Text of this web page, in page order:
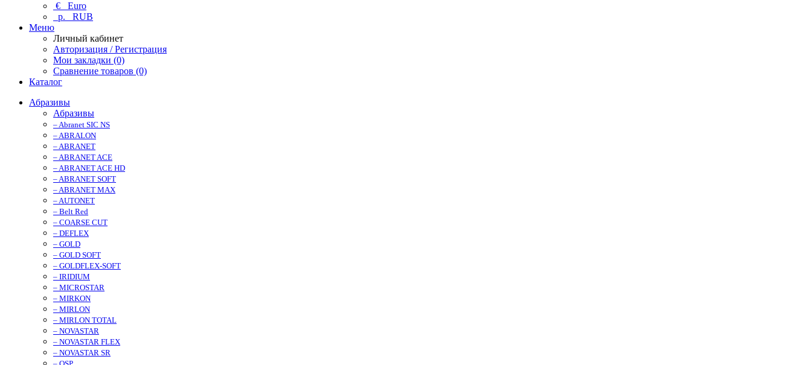
€ Euro
р. RUB
Меню
Личный кабинет
Авторизация / Регистрация
Мои закладки (0)
Сравнение товаров (0)
Каталог
Абразивы
Абразивы
– Abranet SIC NS
– ABRALON
– ABRANET
– ABRANET ACE
– ABRANET ACE HD
– ABRANET SOFT
– ABRANET MAX
– AUTONET
– Belt Red
– COARSE CUT
– DEFLEX
– GOLD
– GOLD SOFT
– GOLDFLEX-SOFT
– IRIDIUM
– MICROSTAR
– MIRKON
– MIRLON
– MIRLON TOTAL
– NOVASTAR
– NOVASTAR FLEX
– NOVASTAR SR